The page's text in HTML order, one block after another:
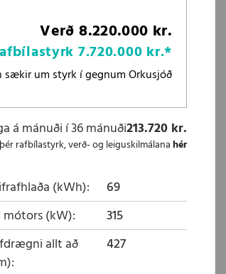
Verð8.220.000 kr.
7.720.000 kr.*
sækir um styrk í gegnum Orkusjóð
á mánuði í 36 mánuði213.720 kr.
rafbílastyrk, verð- og leiguskilmálanahér
(kWh)
69
(kW)
315
allt að
427